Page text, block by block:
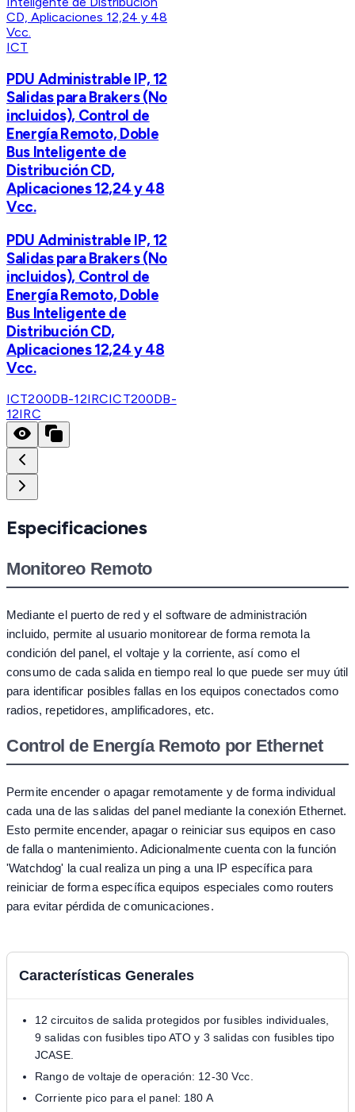
ICT
PDU Administrable IP, 12
Salidas para Brakers (No
incluidos), Control de
Energía Remoto, Doble
Bus Inteligente de
Distribución CD,
Aplicaciones 12,24 y 48
Vcc.
PDU Administrable IP, 12
Salidas para Brakers (No
incluidos), Control de
Energía Remoto, Doble
Bus Inteligente de
Distribución CD,
Aplicaciones 12,24 y 48
Vcc.
ICT200DB-12IRCICT200DB-
12IRC
Especificaciones
Monitoreo Remoto
Mediante el puerto de red y el software de administración
incluido, permite al usuario monitorear de forma remota la
condición del panel, el voltaje y la corriente, así como el
consumo de cada salida en tiempo real lo que puede ser muy útil
para identificar posibles fallas en los equipos conectados como
radios, repetidores, amplificadores, etc.
Control de Energía Remoto por Ethernet
Permite encender o apagar remotamente y de forma individual
cada una de las salidas del panel mediante la conexión Ethernet.
Esto permite encender, apagar o reiniciar sus equipos en caso
de falla o mantenimiento. Adicionalmente cuenta con la función
'Watchdog' la cual realiza un ping a una IP específica para
reiniciar de forma específica equipos especiales como routers
para evitar pérdida de comunicaciones.
Características Generales
12 circuitos de salida protegidos por fusibles individuales,
9 salidas con fusibles tipo ATO y 3 salidas con fusibles tipo
JCASE.
Rango de voltaje de operación: 12-30 Vcc.
Corriente pico para el panel: 180 A